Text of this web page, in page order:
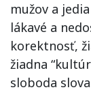
mužov a
lákavé a
korektnosť,
žiadna
sloboda